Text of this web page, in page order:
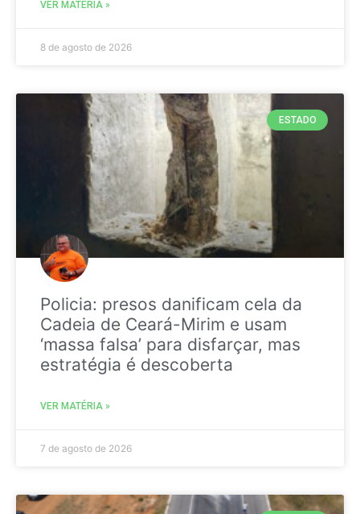
VER MATÉRIA »
8 de agosto de 2026
ESTADO
Policia: presos danificam cela da
Cadeia de Ceará-Mirim e usam
‘massa falsa’ para disfarçar, mas
estratégia é descoberta
VER MATÉRIA »
7 de agosto de 2026